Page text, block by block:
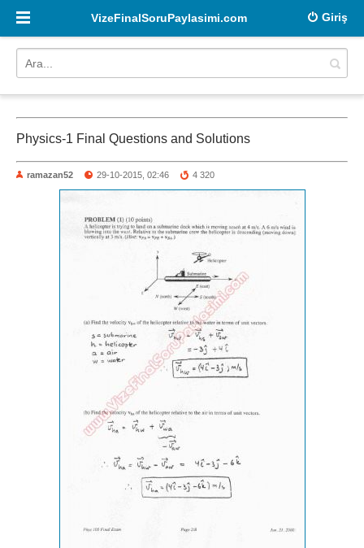
Giriş
VizeFinalSoruPaylasimi.com
Physics-1 Final Questions and Solutions
ramazan52 29-10-2015, 02:46 4 320